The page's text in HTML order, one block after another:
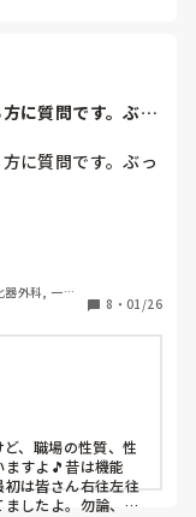
丈夫、
さい笑
に質問です。ぶっ
に質問です。ぶっ
をやっている病
も、「(私が異動
よく動けてた
、新人の面倒を見
くるなど、簡単な
を廃止した病棟
人に担当させて、
外科, 一般
8 ・ 01/26
、職場の性質、性
すよ🎵昔は機能
は皆さん右往左往
したよ。勿論、指